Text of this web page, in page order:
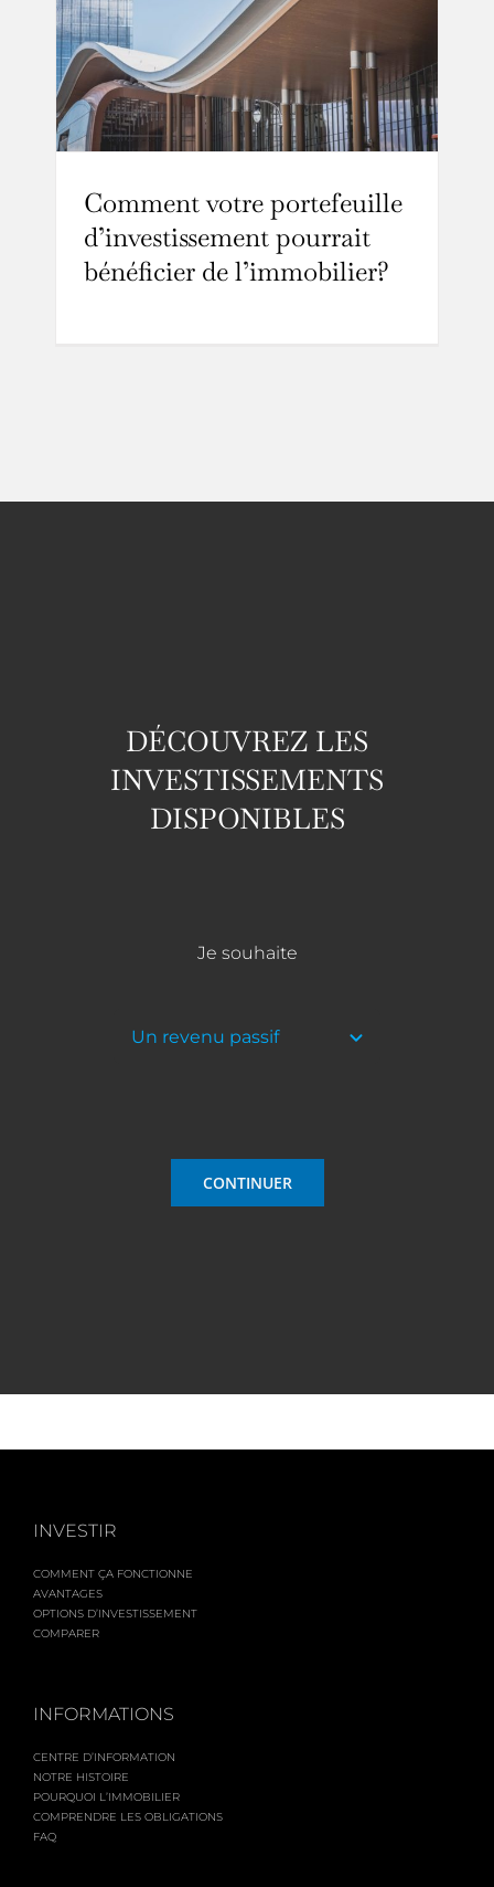
Comment votre portefeuille
d’investissement pourrait
bénéficier de l’immobilier?
DÉCOUVREZ LES
INVESTISSEMENTS
DISPONIBLES
Je souhaite
CONTINUER
INVESTIR
COMMENT ÇA FONCTIONNE
AVANTAGES
OPTIONS D’INVESTISSEMENT
COMPARER
INFORMATIONS
CENTRE D’INFORMATION
NOTRE HISTOIRE
POURQUOI L’IMMOBILIER
COMPRENDRE LES OBLIGATIONS
FAQ